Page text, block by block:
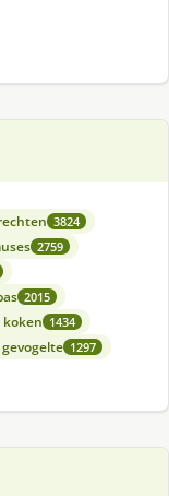
3824
2759
2015
koken 1434
gevogelte 1297